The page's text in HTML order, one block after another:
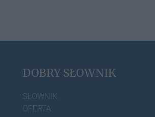
DOBRY SŁOWNIK
SŁOWNIK
OFERTA